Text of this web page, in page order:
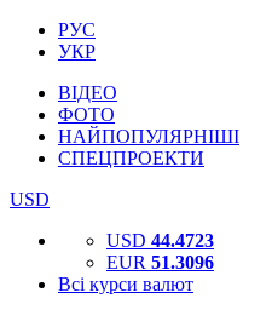
РУС
УКР
ВІДЕО
ФОТО
НАЙПОПУЛЯРНІШІ
СПЕЦПРОЕКТИ
USD
USD 44.4723
EUR 51.3096
Всі курси валют